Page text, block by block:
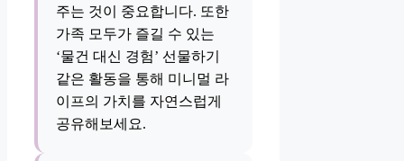
주는 것이 중요합니다. 또한
가족 모두가 즐길 수 있는
‘물건 대신 경험’ 선물하기
같은 활동을 통해 미니멀 라
이프의 가치를 자연스럽게
공유해보세요.